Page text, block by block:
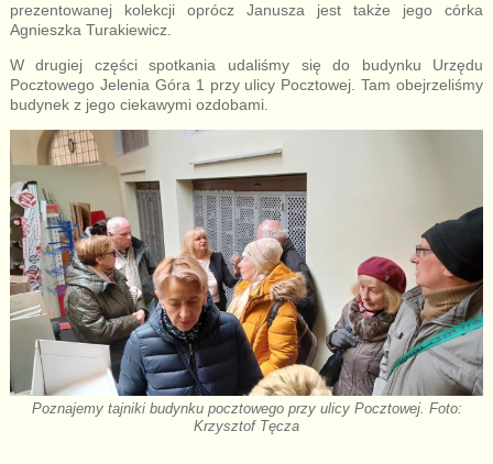
prezentowanej kolekcji oprócz Janusza jest także jego córka
Agnieszka Turakiewicz.
W drugiej części spotkania udaliśmy się do budynku Urzędu
Pocztowego Jelenia Góra 1 przy ulicy Pocztowej. Tam obejrzeliśmy
budynek z jego ciekawymi ozdobami.
Poznajemy tajniki budynku pocztowego przy ulicy Pocztowej. Foto:
Krzysztof Tęcza